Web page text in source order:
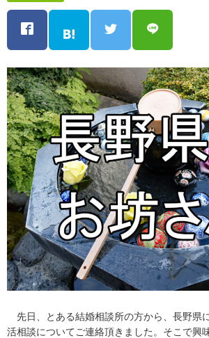
先日、とある結婚相談所の方から、長野県
活相談についてご連絡頂きました。そこで興